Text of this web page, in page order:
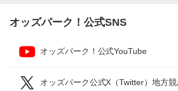
オッズパーク！公式SNS
オッズパーク！公式YouTube
オッズパーク公式X（Twitter）地方